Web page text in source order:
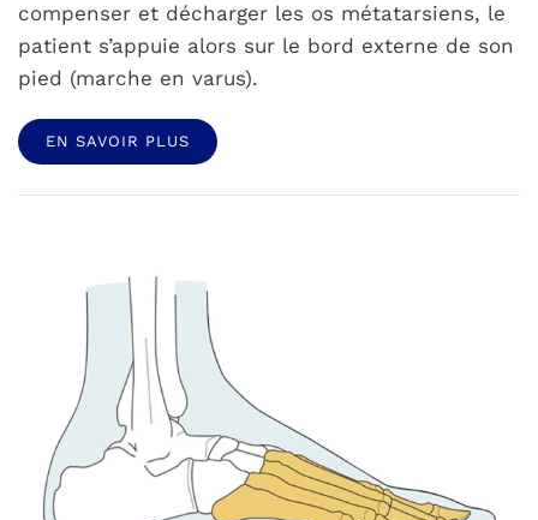
compenser et décharger les os métatarsiens, le
patient s’appuie alors sur le bord externe de son
pied (marche en varus).
EN SAVOIR PLUS